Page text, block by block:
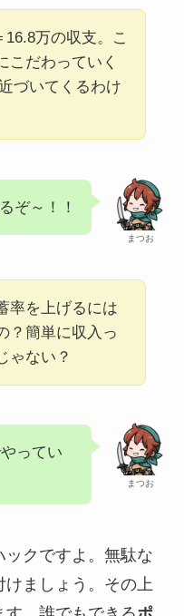
万の収支。こ
こだわっていく
づいてくるわけ
まつお
ぞ～！！
率を上げるには
？簡単に収入っ
ゃない？
まつお
ってい
クですよ。無駄な
ましょう。その上